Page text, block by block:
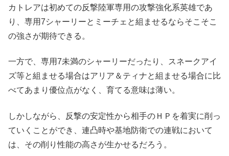
カトレアは初めての反撃陸軍専用の攻撃強化系英雄であ
り、専用7シャーリーとミーチェと組ませるならそこそこ
の強さが期待できる。
一方で、専用7未満のシャーリーだったり、スネークアイ
ズ等と組ませる場合はアリア＆ティナと組ませる場合に比
べてあまり優位点がなく、育てる意味は薄い。
しかしながら、反撃の安定性から相手のＨＰを着実に削っ
ていくことができ、連凸時や基地防衛での連戦において
は、その削り性能の高さが生かせるだろう。